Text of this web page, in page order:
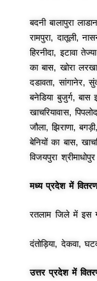
बदनी बालापुरा
रामपुरा, दातूली,
हिरनीदा, इटावा
का बास, खोरा
दडावता, सांगानेर,
बनेडिया बुजुर्ग, बास
खाचरियावास,
जौला, झिराणा,
बेनियों का बास,
विजयपुरा श्रीमाधोपुर
मध्य प्रदेश में
रतलाम जिले में इस
दंतोड़िया, देकवा,
उत्तर प्रदेशमें